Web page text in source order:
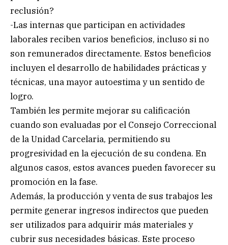
reclusión?
-Las internas que participan en actividades
laborales reciben varios beneficios, incluso si no
son remunerados directamente. Estos beneficios
incluyen el desarrollo de habilidades prácticas y
técnicas, una mayor autoestima y un sentido de
logro.
También les permite mejorar su calificación
cuando son evaluadas por el Consejo Correccional
de la Unidad Carcelaria, permitiendo su
progresividad en la ejecución de su condena. En
algunos casos, estos avances pueden favorecer su
promoción en la fase.
Además, la producción y venta de sus trabajos les
permite generar ingresos indirectos que pueden
ser utilizados para adquirir más materiales y
cubrir sus necesidades básicas. Este proceso